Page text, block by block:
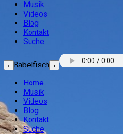
Musik
Videos
Blog
Kontakt
Suche
‹ Babelfisch ›
Home
Musik
Videos
Blog
Kontakt
Suche